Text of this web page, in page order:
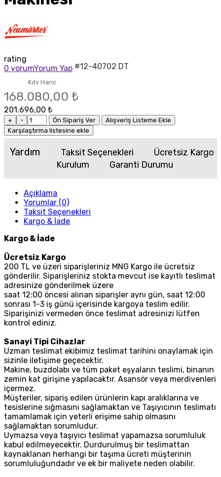
rating
0 yorumYorum Yap #12-40702 DT
Kdv Haric
168.080,00 ₺
201.696,00 ₺
+ - Ön Sipariş Ver
Alışveriş Listeme Ekle
Karşılaştırma listesine ekle
Yardım Taksit Seçenekleri
Ücretsiz Kargo
Kurulum
Garanti Durumu
Açıklama
Yorumlar (0)
Taksit Seçenekleri
Kargo & İade
Kargo & İade
Ücretsiz Kargo
200 TL ve üzeri siparişleriniz MNG Kargo ile ücretsiz
gönderilir. Siparişleriniz stokta mevcut ise kayıtlı teslimat
adresinize gönderilmek üzere
saat 12:00 öncesi alınan siparişler aynı gün, saat 12:00
sonrası 1-3 iş günü içerisinde kargoya teslim edilir.
Siparişinizi vermeden önce teslimat adresinizi lütfen
kontrol ediniz.
Sanayi Tipi Cihazlar
Uzman teslimat ekibimiz teslimat tarihini onaylamak için
sizinle iletişime geçecektir.
Makine, buzdolabı ve tüm paket eşyaların teslimi, binanın
zemin kat girişine yapılacaktır. Asansör veya merdivenleri
içermez.
Müşteriler, sipariş edilen ürünlerin kapı aralıklarına ve
tesislerine sığmasını sağlamaktan ve Taşıyıcının teslimatı
tamamlamak için yeterli erişime sahip olmasını
sağlamaktan sorumludur.
Uymazsa veya taşıyıcı teslimat yapamazsa sorumluluk
kabul edilmeyecektir. Durdurulmuş bir teslimattan
kaynaklanan herhangi bir taşıma ücreti müşterinin
sorumluluğundadır ve ek bir maliyete neden olabilir.